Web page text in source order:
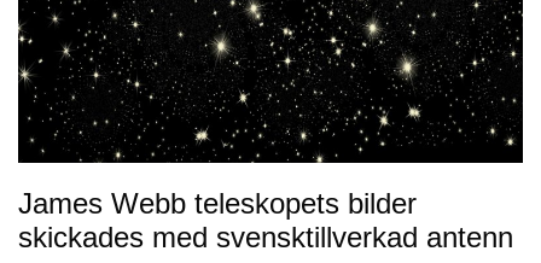
James Webb teleskopets bilder
skickades med svensktillverkad antenn